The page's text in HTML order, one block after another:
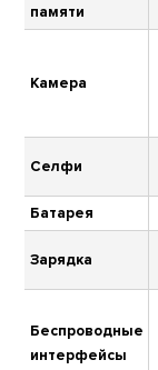
памяти
Камера
Селфи
Батарея
Зарядка
Беспроводные
интерфейсы